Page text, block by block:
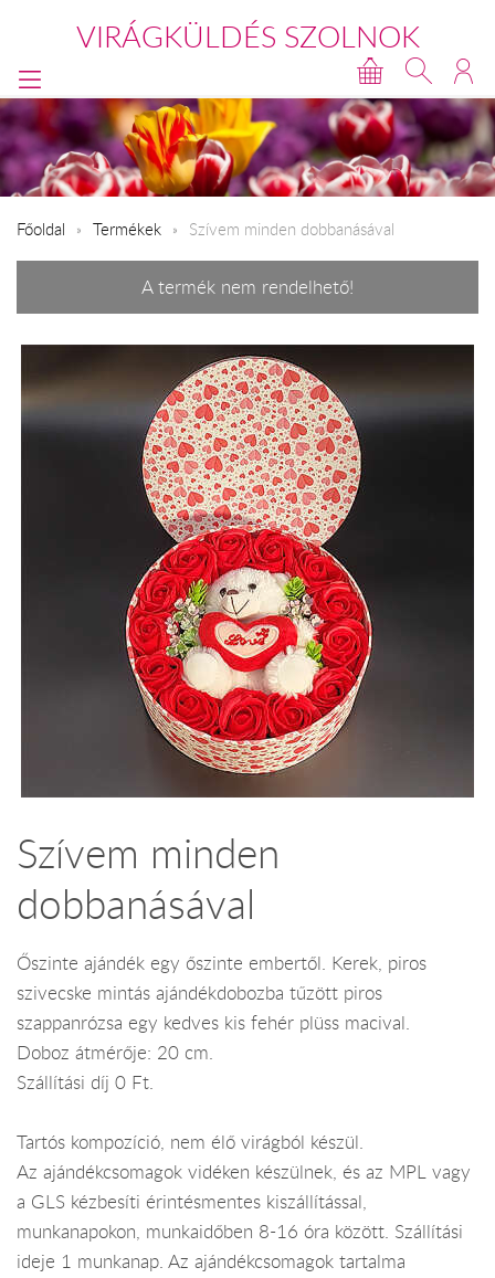
VIRÁGKÜLDÉS SZOLNOK
Főoldal Termékek Szívem minden dobbanásával
A termék nem rendelhető!
Szívem minden
dobbanásával
Őszinte ajándék egy őszinte embertől. Kerek, piros
szivecske mintás ajándékdobozba tűzött piros
szappanrózsa egy kedves kis fehér plüss macival.
Doboz átmérője: 20 cm.
Szállítási díj 0 Ft.
Tartós kompozíció, nem élő virágból készül.
Az ajándékcsomagok vidéken készülnek, és az MPL vagy
a GLS kézbesíti érintésmentes kiszállítással,
munkanapokon, munkaidőben 8-16 óra között. Szállítási
ideje 1 munkanap. Az ajándékcsomagok tartalma